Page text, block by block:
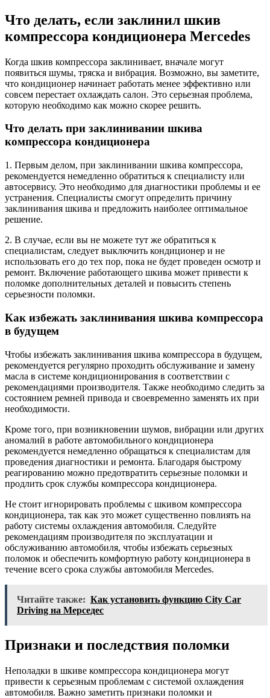
Что делать, если заклинил шкив
компрессора кондиционера Mercedes
Когда шкив компрессора заклинивает, вначале могут
появиться шумы, тряска и вибрация. Возможно, вы заметите,
что кондиционер начинает работать менее эффективно или
совсем перестает охлаждать салон. Это серьезная проблема,
которую необходимо как можно скорее решить.
Что делать при заклинивании шкива
компрессора кондиционера
1. Первым делом, при заклинивании шкива компрессора,
рекомендуется немедленно обратиться к специалисту или
автосервису. Это необходимо для диагностики проблемы и ее
устранения. Специалисты смогут определить причину
заклинивания шкива и предложить наиболее оптимальное
решение.
2. В случае, если вы не можете тут же обратиться к
специалистам, следует выключить кондиционер и не
использовать его до тех пор, пока не будет проведен осмотр и
ремонт. Включение работающего шкива может привести к
поломке дополнительных деталей и повысить степень
серьезности поломки.
Как избежать заклинивания шкива компрессора
в будущем
Чтобы избежать заклинивания шкива компрессора в будущем,
рекомендуется регулярно проходить обслуживание и замену
масла в системе кондиционирования в соответствии с
рекомендациями производителя. Также необходимо следить за
состоянием ремней привода и своевременно заменять их при
необходимости.
Кроме того, при возникновении шумов, вибрации или других
аномалий в работе автомобильного кондиционера
рекомендуется немедленно обращаться к специалистам для
проведения диагностики и ремонта. Благодаря быстрому
реагированию можно предотвратить серьезные поломки и
продлить срок службы компрессора кондиционера.
Не стоит игнорировать проблемы с шкивом компрессора
кондиционера, так как это может существенно повлиять на
работу системы охлаждения автомобиля. Следуйте
рекомендациям производителя по эксплуатации и
обслуживанию автомобиля, чтобы избежать серьезных
поломок и обеспечить комфортную работу кондиционера в
течение всего срока службы автомобиля Mercedes.
Читайте также: Как установить функцию City Car
Driving на Мерседес
Признаки и последствия поломки
Неполадки в шкиве компрессора кондиционера могут
привести к серьезным проблемам с системой охлаждения
автомобиля. Важно заметить признаки поломки и